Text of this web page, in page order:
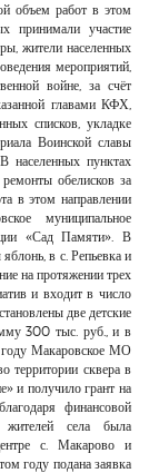
объем работ в этом
принимали участие
жители населенных
мероприятий,
войне, за счёт
главами КФХ,
списков, укладке
Воинской славы
населенных пунктах
обелисков за
в этом направлении
муниципальное
«Сад Памяти». В
в с. Репьевка и
на протяжении трех
и входит в число
две детские
300 тыс. руб., и в
Макаровское МО
территории сквера в
и получило грант на
финансовой
жителей села была
с. Макарово и
году подана заявка